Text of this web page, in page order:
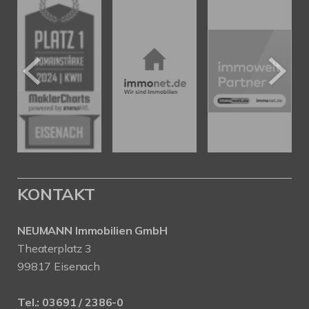
KONTAKT
NEUMANN Immobilien GmbH
Theaterplatz 3
99817 Eisenach
Tel.: 03691 / 2386-0